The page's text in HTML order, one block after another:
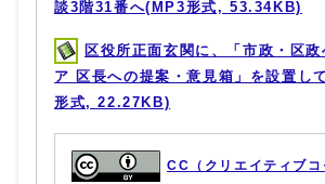
談3階31番へ(MP3形式, 53.34KB)
区役所正面玄関に、「市政・区政
ア 区長への提案・意見箱」を設置し
形式, 22.27KB)
CC（クリエイティブコ